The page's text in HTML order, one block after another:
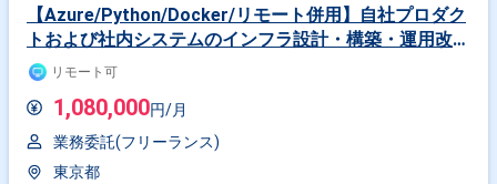
客先訪問あり） ・ フレックス稼働：可能（平日の日中MTG参加は必須で
すが、日程は柔軟に調整可能） 関わるサービス・プロダクト ■ 企業につい
て AIアルゴリズムを用いたDX支援や、最先端のAIプロダクト開発を展開
している企業です。大手企業との共同開発実績も豊富で、ビジネスの現場
に実効性のあるAIソリューションを届けることに注力しています。 ■ プロ
ダクトについて 先端AI技術を社会実装する複数のプロジェクトを横断的に
担当します。特定のプロダクトに限定せず、顧客のビジネス要件に応じた
AI方針の策定から、PoC、小規模本番運用まで、幅広いフェーズのAIエン
ジニアリングを牽引します。 ■ 募集背景 プロジェクトの多角化・拡大に伴
い、AIエンジニアリングの責任者としてチームをリードできる人材が不足
【Azure/Python/Docker/リモート併用】自社プロダク
トおよび社内システムのインフラ設計・構築・運用改善
支援（SRE）
リモート可
1,080,000円/月
業務委託(フリーランス)
東京都